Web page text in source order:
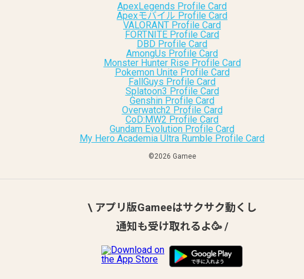
ApexLegends Profile Card
Apexモバイル Profile Card
VALORANT Profile Card
FORTNITE Profile Card
DBD Profile Card
AmongUs Profile Card
Monster Hunter Rise Profile Card
Pokemon Unite Profile Card
FallGuys Profile Card
Splatoon3 Profile Card
Genshin Profile Card
Overwatch2 Profile Card
CoD:MW2 Profile Card
Gundam Evolution Profile Card
My Hero Academia Ultra Rumble Profile Card
©︎2026 Gamee
\ アプリ版Gameeはサクサク動くし
通知も受け取れるよ🥳 /